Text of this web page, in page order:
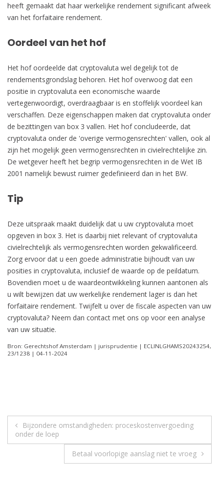
heeft gemaakt dat haar werkelijke rendement significant afweek
van het forfaitaire rendement.
Oordeel van het hof
Het hof oordeelde dat cryptovaluta wel degelijk tot de
rendementsgrondslag behoren. Het hof overwoog dat een
positie in cryptovaluta een economische waarde
vertegenwoordigt, overdraagbaar is en stoffelijk voordeel kan
verschaffen. Deze eigenschappen maken dat cryptovaluta onder
de bezittingen van box 3 vallen. Het hof concludeerde, dat
cryptovaluta onder de 'overige vermogensrechten' vallen, ook al
zijn het mogelijk geen vermogensrechten in civielrechtelijke zin.
De wetgever heeft het begrip vermogensrechten in de Wet IB
2001 namelijk bewust ruimer gedefinieerd dan in het BW.
Tip
Deze uitspraak maakt duidelijk dat u uw cryptovaluta moet
opgeven in box 3. Het is daarbij niet relevant of cryptovaluta
civielrechtelijk als vermogensrechten worden gekwalificeerd.
Zorg ervoor dat u een goede administratie bijhoudt van uw
posities in cryptovaluta, inclusief de waarde op de peildatum.
Bovendien moet u de waardeontwikkeling kunnen aantonen als
u wilt bewijzen dat uw werkelijke rendement lager is dan het
forfaitaire rendement. Twijfelt u over de fiscale aspecten van uw
cryptovaluta? Neem dan contact met ons op voor een analyse
van uw situatie.
Bron: Gerechtshof Amsterdam | jurisprudentie | ECLINLGHAMS20243254,
23/1238 | 04-11-2024
Berichtnavigatie
Bijzondere omstandigheden: proceskostenvergoeding
onder de loep
Betaal voorlopige aanslag niet te vroeg